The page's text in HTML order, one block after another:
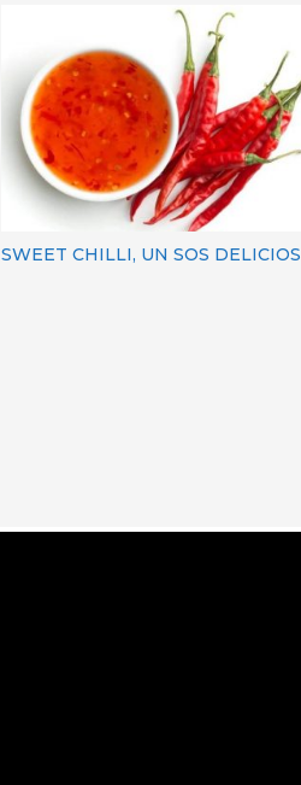
SWEET CHILLI, UN SOS DELICIOS